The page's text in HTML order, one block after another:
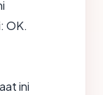
OK.
ini